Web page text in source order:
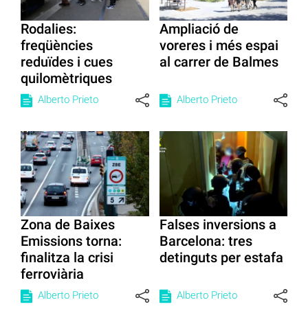
Rodalies:
freqüències
reduïdes i cues
quilomètriques
Alberto Prieto
Ampliació de
voreres i més espai
al carrer de Balmes
Alberto Prieto
Zona de Baixes
Emissions torna:
finalitza la crisi
ferroviària
Alberto Prieto
Falses inversions a
Barcelona: tres
detinguts per estafa
Alberto Prieto